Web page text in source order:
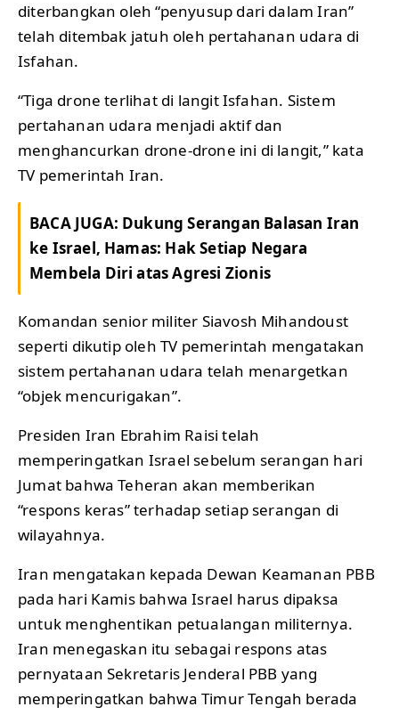
diterbangkan oleh “penyusup dari dalam Iran”
telah ditembak jatuh oleh pertahanan udara di
Isfahan.
“Tiga drone terlihat di langit Isfahan. Sistem
pertahanan udara menjadi aktif dan
menghancurkan drone-drone ini di langit,” kata
TV pemerintah Iran.
BACA JUGA: Dukung Serangan Balasan Iran
ke Israel, Hamas: Hak Setiap Negara
Membela Diri atas Agresi Zionis
Komandan senior militer Siavosh Mihandoust
seperti dikutip oleh TV pemerintah mengatakan
sistem pertahanan udara telah menargetkan
“objek mencurigakan”.
Presiden Iran Ebrahim Raisi telah
memperingatkan Israel sebelum serangan hari
Jumat bahwa Teheran akan memberikan
“respons keras” terhadap setiap serangan di
wilayahnya.
Iran mengatakan kepada Dewan Keamanan PBB
pada hari Kamis bahwa Israel harus dipaksa
untuk menghentikan petualangan militernya.
Iran menegaskan itu sebagai respons atas
pernyataan Sekretaris Jenderal PBB yang
memperingatkan bahwa Timur Tengah berada